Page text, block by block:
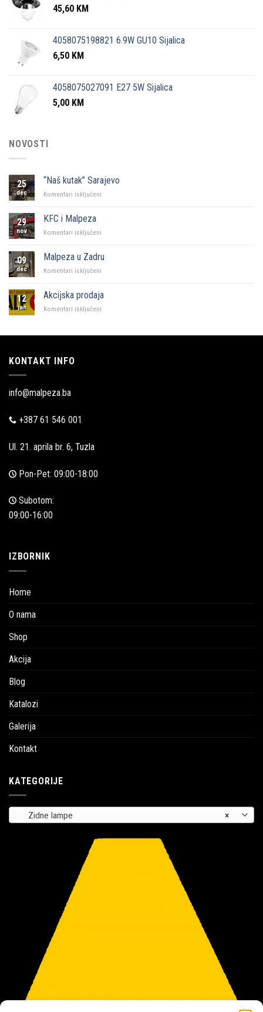
45,60 KM
4058075198821 6.9W GU10 Sijalica
6,50 KM
4058075027091 E27 5W Sijalica
5,00 KM
NOVOSTI
25
dec
“Naš kutak” Sarajevo
Komentari isključeni
29
nov
KFC i Malpeza
Komentari isključeni
Malpeza
09
dec
Malpeza u Zadru
Komentari isključeni
Zadru
12
jan
Akcijska prodaja
Komentari isključeni
KONTAKT INFO
info@malpeza.ba
+387 61 546 001
Ul. 21. aprila br. 6, Tuzla
Pon-Pet: 09:00-18:00
Subotom:
09:00-16:00
IZBORNIK
Home
O nama
Shop
Akcija
Blog
Katalozi
Galerija
Kontakt
KATEGORIJE
×
Zidne lampe